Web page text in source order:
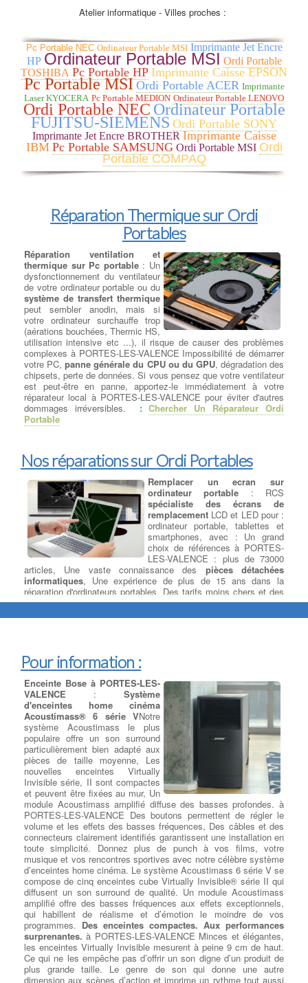
Conficker : Lancé en 2008, Conficker était un ver informatique
dans les systèmes Windows. Il pouvait prendre le contrôle
complet des ordinateurs infectés.
Zeus (Zbot) : C'était un cheval de Troie financier très dangereux
qui visait principalement à voler des informations sensibles,
telles que les identifiants bancaires et les mots de passe.
Stuxnet : Découvert en 2010, Stuxnet était un ver informatique
sophistiqué conçu pour cibler les systèmes de contrôle
industriels, en particulier ceux liés au programme nucléaire
iranien. Il est considéré comme l'une des premières armes
cybernétiques déployées pour attaquer des infrastructures
critiques.
Cryptolocker : C'était un ransomware qui a commencé à circuler
en 2013. Il chiffrait les fichiers des victimes et demandait une
rançon pour les décrypter.
les recruter dans un réseau de bots, qui pouvait ensuite être
utilisé pour lancer des attaques DDoS massives.
Emotet : C'était un cheval de Troie bancaire qui a évolué pour
devenir l'un des malwares les plus polyvalents et dangereux. Il
pouvait être utilisé pour voler des informations, propager d'autres
malwares et lancer des attaques de phishing.
Il est important de noter que de nouveaux virus et malwares
peuvent apparaître à tout moment, et la nature des menaces
informatiques évolue constamment. Les utilisateurs doivent donc
rester vigilants, garder leur système et leurs logiciels à jour,
utiliser des solutions de sécurité fiables, et faire preuve de
prudence lorsqu'ils naviguent sur Internet et ouvrent des fichiers
provenant de sources inconnues.
Nos prestations sur PC
Récuperation de donnees
disque dur ou ssd: Si vous
entraînant une perte de vos
données, vous savez à quel point
il peut être coûteux de les
récupérer intégralement. à PORTES-LES-VALENCE Nous
pouvons vous aider en évaluant en quelques minutes si votre
disque est récupérable en magasin ou s'il présente une
défaillance mécanique nécessitant son envoi à un laboratoire
spécialisé dans la récupération de données. Vous pensez avez
perdu vos données ? La récupération totale ou partielle de
données est possible à PORTES-LES-VALENCE.
Ajouter ou Remplacer les
barettes mémoires:Ajout
Barrettes Mémoires: Toujours
logiciels et jeux récents sont de
coup de souffle à votre PC , votre
Mac ou votre PC portable, augmentez la taille de la mémoire
vive de votre ordinateur . à PORTES-LES-VALENCE De la
mémoire vive 1 Go à 128 Go de 400 MHz à 4333 MHz, les
meilleures barrettes mémoires parmi les plus grandes marques
Corsair, Crucial, G.Skill et Kingston. à PORTES-LES-VALENCE
Faites votre choix de cartes mémoires pour ajouter à votre
machine (Windows 7, Windows 8, Windows 10 ou Mac OS) des
barrettes RAM DDR DDR2, DDR3 ou DDR4.
Atelier informatique - Villes proches :
Pc Portable NEC Ordinateur Portable MSI Imprimante Jet Encre
HP Ordinateur Portable MSI Ordi Portable
TOSHIBA Pc Portable HP Imprimante Caisse EPSON
Pc Portable MSI Ordi Portable ACER Imprimante
Laser KYOCERA Pc Portable MEDION Ordinateur Portable LENOVO
Ordi Portable NEC Ordinateur Portable
FUJITSU-SIEMENS Ordi Portable SONY
Imprimante Jet Encre BROTHER Imprimante Caisse
IBM Pc Portable SAMSUNG Ordi Portable MSI Ordi
Portable COMPAQ
Réparation Thermique sur Ordi
Portables
Réparation ventilation et
thermique sur Pc portable: Un
dysfonctionnement du ventilateur
de votre ordinateur portable ou du
système de transfert thermique
peut sembler anodin, mais si
votre ordinateur surchauffe trop
(aérations bouchées, Thermic HS,
utilisation intensive etc ...), il risque de causer des problèmes
complexes à PORTES-LES-VALENCE Impossibilité de démarrer
votre PC,panne générale du CPU ou du GPU, dégradation des
chipsets, perte de données. Si vous pensez que votre ventilateur
est peut-être en panne, apportez-le immédiatement à votre
réparateur local à PORTES-LES-VALENCE pour éviter d'autres
dommages irréversibles. :Chercher Un Réparateur Ordi
Portable
Nos réparations sur Ordi Portables
Remplacer un ecran sur
ordinateur portable : RCS
spécialiste des écrans de
remplacement LCD et LED pour :
ordinateur portable, tablettes et
smartphones, avec : Un grand
choix de références à PORTES-
LES-VALENCE : plus de 73000
articles, Une vaste connaissance des pièces détachées
informatiques, Une expérience de plus de 15 ans dans la
réparation d'ordinateurs portables, Des tarifs moins chers et des
délais optimisés. Les fabricants d'ordinateurs portables peuvent
dépassés techniquement ou bien ne plus être disponible. Il
existe desmodèles d'écrans plus récents
auront une meilleure paramètres électriques et optiques, ce qui
permettra quand même la remise en état de votre ordinateur
portable.:Devis Réparateur Ordi Portable
Réparation sur Ordi Portables
Dépanner : clavier - Touches
hors services: Les claviers et
les touchpad hors services sont
des problèmes courants pour les
propriétaires d'ordinateurs
portables. à PORTES-LES-
VALENCE D'une manière
générale, et mise à part les
dysfonctionnements d'ordre logiciels, lesréparations du clavier
de l'ordinateur portablepeuvent être effectuées :
Désoxydation, remplacement de touches et de buses avec clips,
changement de la nappe du TouchPad à PORTES-LES-
VALENCE ... Mais généralement, lorsque ceux-ci sont fortement
sollicités, ou bien lorsque les causes de défaillances du clavier
sont diagnostiquéesd'origine sinistre : renversement café,
gouttes d'eau, environnement humide, le remplacement d'un
clavier défectueux est proposé. A l'inverse, si le clavier de votre
ordinateur portable ne fonctionne pas du tout, il n'y a peut-être
aucun problème avec le clavier lui-même. Au lieu de cela, votre
ordinateur portable peut ne pas fonctionner en raison d'un
Pour information :
Enceinte Bose à PORTES-LES-
VALENCE : Système
d'enceintes home cinéma
Acoustimass® 6 série VNotre
système Acoustimass le plus
populaire offre un son surround
particulièrement bien adapté aux
pièces de taille moyenne, Les
nouvelles enceintes Virtually
Invisible série, II sont compactes
et peuvent être fixées au mur, Un
module Acoustimass amplifié diffuse des basses profondes. à
PORTES-LES-VALENCE Des boutons permettent de régler le
volume et les effets des basses fréquences, Des câbles et des
connecteurs clairement identifiés garantissent une installation en
toute simplicité. Donnez plus de punch à vos films, votre
musique et vos rencontres sportives avec notre célèbre système
d’enceintes home cinéma. Le système Acoustimass 6 série V se
compose de cinq enceintes cube Virtually Invisible® série II qui
diffusent un son surround de qualité. Un module Acoustimass
amplifié offre des basses fréquences aux effets exceptionnels,
qui habillent de réalisme et d’émotion le moindre de vos
programmes. Des enceintes compactes. Aux performances
surprenantes. à PORTES-LES-VALENCE Minces et élégantes,
les enceintes Virtually Invisible mesurent à peine 9 cm de haut.
Ce qui ne les empêche pas d’offrir un son digne d’un produit de
plus grande taille. Le genre de son qui donne une autre
dimension aux scènes d’action et imprime un rythme tout aussi